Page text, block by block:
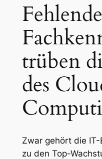
Fehlende
trüben
des
Zwar gehört die
zu den Top-